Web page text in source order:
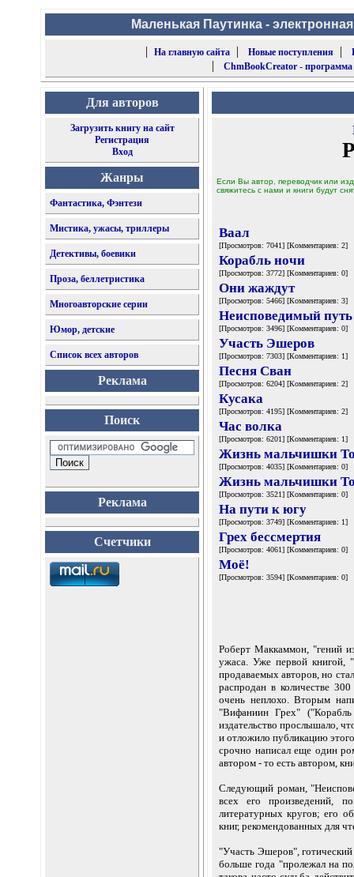
Маленькая Паутинка -
|
На главную сайта| Новые поступления |
| ChmBookCreator -
Для авторов
Загрузить книгу на сайт
Регистрация
Вход
Жанры
Фантастика, Фэнтези
Мистика, ужасы, триллеры
Детективы, боевики
Проза, беллетристика
Многоавторские серии
Юмор, детские
Список всех авторов
Реклама
Поиск
Реклама
Счетчики
Если Вы автор, переводчик или
свяжитесь с нами и книги будут
Ваал
[Просмотров: 7041] [Комментариев: 2]
Корабль ночи
[Просмотров: 3772] [Комментариев: 0]
Они жаждут
[Просмотров: 5466] [Комментариев: 3]
Неисповедимый путь
[Просмотров: 3496] [Комментариев: 0]
Участь Эшеров
[Просмотров: 7303] [Комментариев: 1]
Песня Сван
[Просмотров: 6204] [Комментариев: 2]
Кусака
[Просмотров: 4195] [Комментариев: 2]
Час волка
[Просмотров: 6201] [Комментариев: 1]
Жизнь мальчишки
[Просмотров: 4035] [Комментариев: 0]
Жизнь мальчишки
[Просмотров: 3521] [Комментариев: 0]
На пути к югу
[Просмотров: 3749] [Комментариев: 1]
Грех бессмертия
[Просмотров: 4061] [Комментариев: 0]
Моё!
[Просмотров: 3594] [Комментариев: 0]
Роберт Маккаммон, "гений
ужаса. Уже первой книгой,
продаваемых авторов, но
распродан в количестве
очень неплохо. Вторым
"Вифаниин Грех"
издательство прослышало,
и отложило публикацию
срочно написал еще один
автором - то есть автором,
Следующий роман,
всех его произведений,
литературных кругов; его
книг, рекомендованных для
"Участь Эшеров",
больше года "пролежал на